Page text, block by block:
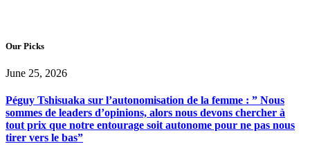
Our Picks
June 25, 2026
Péguy Tshisuaka sur l’autonomisation de la femme : ” Nous
sommes de leaders d’opinions, alors nous devons chercher à
tout prix que notre entourage soit autonome pour ne pas nous
tirer vers le bas”